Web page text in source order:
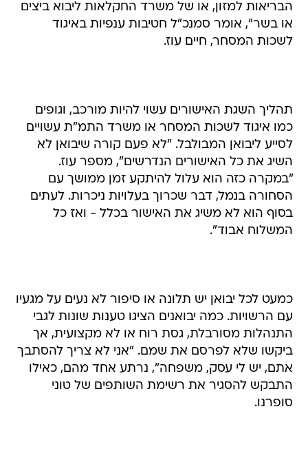
הבריאות למזון, או של משרד החקלאות ליבוא ביצים
או בשר", אומר סמנכ"ל חטיבות ענפיות באיגוד
לשכות המסחר, חיים עוז.
תהליך השגת האישורים עשוי להיות מורכב, וגופים
כמו איגוד לשכות המסחר או משרד התמ"ת עשויים
לסייע ליבואן המבולבל. "לא פעם קורה שיבואן לא
השיג את כל האישורים הנדרשים", מספר עוז.
"במקרה כזה הוא עלול להיתקע זמן ממושך עם
הסחורה בנמל, דבר שכרוך בעלויות ניכרות. לעתים
בסוף הוא לא משיג את האישור בכלל - ואז כל
המשלוח אבוד".
כמעט לכל יבואן יש תלונה או סיפור לא נעים על מגעיו
עם הרשויות. כמה יבואנים הציגו טענות שונות לגבי
התנהלות מסורבלת, גסת רוח או לא מקצועית, אך
ביקשו שלא לפרסם את שמם. "אני לא צריך להסתבך
אתם, יש לי עסק, משפחה", נרתע אחד מהם, כאילו
התבקש להסגיר את רשימת השותפים של טוני
סופרנו.